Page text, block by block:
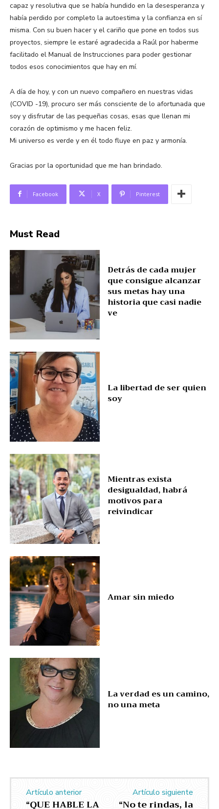
capaz y resolutiva que se había hundido en la desesperanza y
había perdido por completo la autoestima y la confianza en sí
misma. Con su buen hacer y el cariño que pone en todos sus
proyectos, siempre le estaré agradecida a Raúl por haberme
facilitado el Manual de Instrucciones para poder gestionar
todos esos conocimientos que hay en mí.
A día de hoy, y con un nuevo compañero en nuestras vidas
(COVID -19), procuro ser más consciente de lo afortunada que
soy y disfrutar de las pequeñas cosas, esas que llenan mi
corazón de optimismo y me hacen feliz.
Mi universo es verde y en él todo fluye en paz y armonía.
Gracias por la oportunidad que me han brindado.
Facebook X Pinterest
Must Read
Detrás de cada mujer
que consigue alcanzar
sus metas hay una
historia que casi nadie
ve
La libertad de ser quien
soy
Mientras exista
desigualdad, habrá
motivos para
reivindicar
Amar sin miedo
La verdad es un camino,
no una meta
Artículo anterior
“QUE HABLE LA
Artículo siguiente
“No te rindas, la